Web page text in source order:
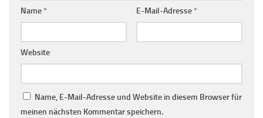
Name* E-Mail-Adresse*
Website
Name, E-Mail-Adresse und Website in diesem Browser für
meinen nächsten Kommentar speichern.